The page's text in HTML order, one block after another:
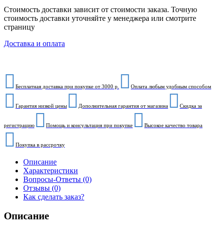
Стоимость доставки зависит от стоимости заказа. Точную
стоимость доставки уточняйте у менеджера или смотрите
страницу
Доставка и оплата
Бесплатная доставка при покупке от 3000 р. Оплата любым удобным способом
Гарантия низкой цены Дополнительная гарантия от магазина Скидка за
регистрацию Помощь и консультация при покупке Высокое качество товара
Покупка в рассрочку
Описание
Характеристики
Вопросы-Ответы (0)
Отзывы (0)
Как сделать заказ?
Описание